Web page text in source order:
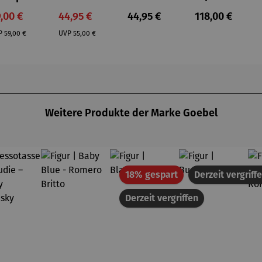
aus
n |
€
Regulärer Preis:
59,00 €
Verkaufspreis:
44,95 €
UVP Regulärer Preis:
55,00 €
Regulärer Preis:
44,95 €
Fridolin
Regulärer
118,00 €
Weitere Produkte der Marke Goebel
Derzeit vergriffen
18% gespartRabattDerzeit